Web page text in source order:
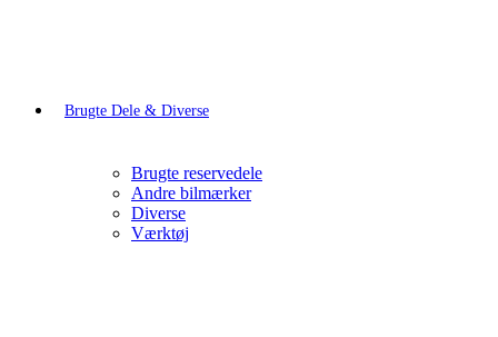
Brugte Dele & Diverse
Brugte reservedele
Andre bilmærker
Diverse
Værktøj